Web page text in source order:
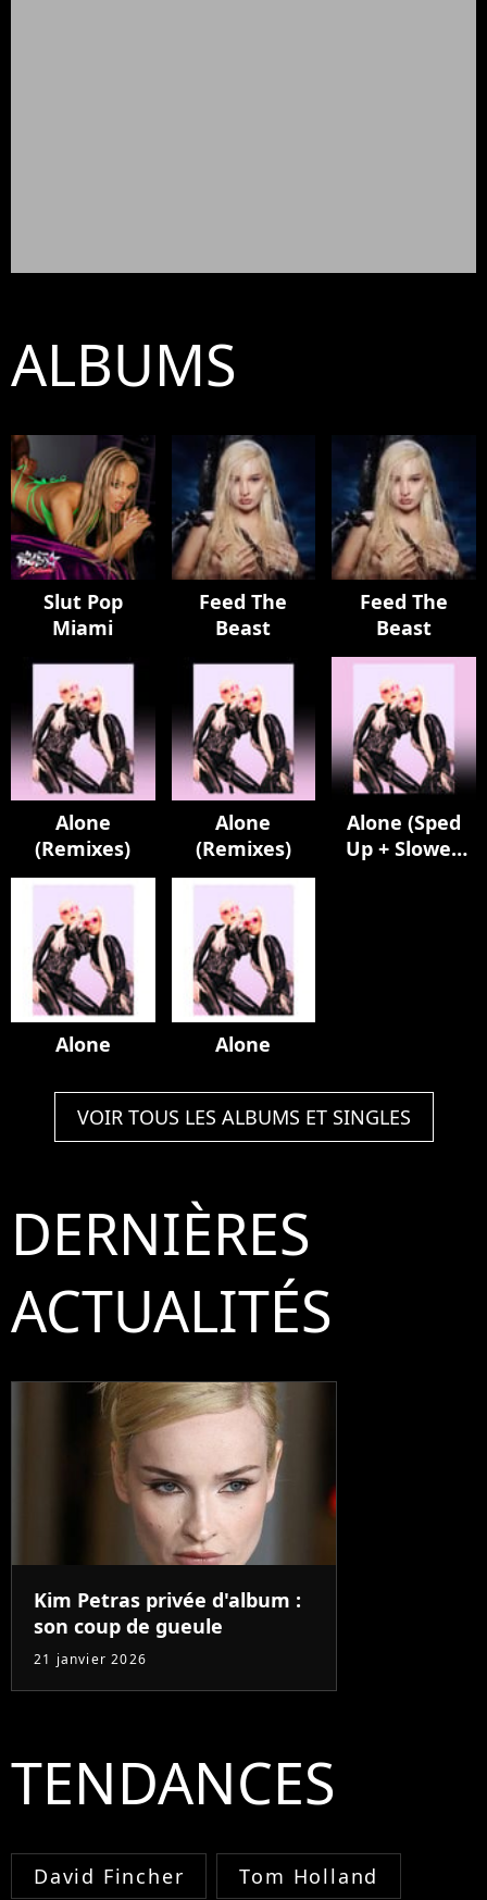
ALBUMS
Slut Pop
Miami
Feed The
Beast
Feed The
Beast
Alone
(Remixes)
Alone
(Remixes)
Alone (Sped
Up + Slowed
Alone Alone
VOIR TOUS LES ALBUMS ET SINGLES
DERNIÈRES
ACTUALITÉS
Kim Petras privée d'album :
son coup de gueule
21 janvier 2026
TENDANCES
David Fincher Tom Holland